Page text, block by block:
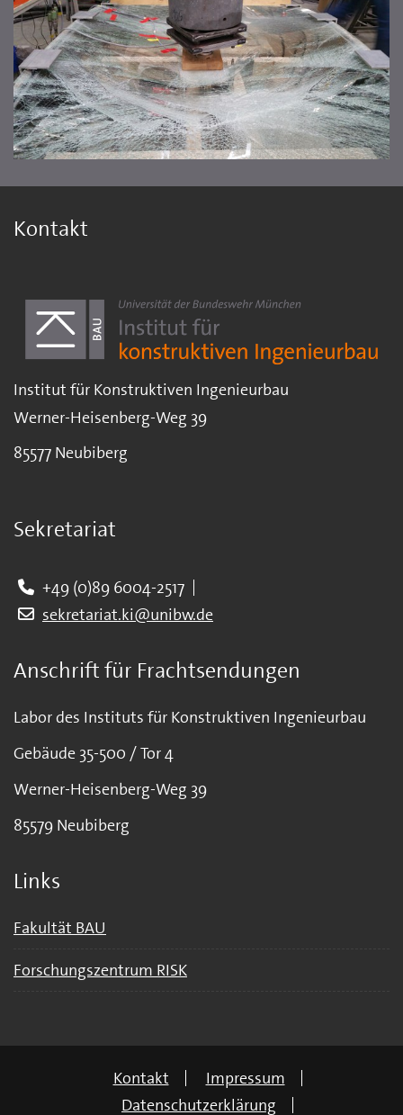
Kontakt
Institut für Konstruktiven Ingenieurbau
Werner-Heisenberg-Weg 39
85577 Neubiberg
Sekretariat
+49 (0)89 6004-2517
sekretariat.ki@unibw.de
Anschrift für Frachtsendungen
Labor des Instituts für Konstruktiven Ingenieurbau
Gebäude 35-500 / Tor 4
Werner-Heisenberg-Weg 39
85579 Neubiberg
Links
Fakultät BAU
Forschungszentrum RISK
Kontakt
Impressum
Datenschutzerklärung